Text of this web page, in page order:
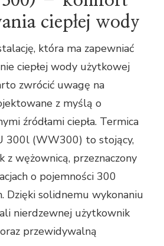
ciepłej wody
która ma zapewniać
ciepłej wody użytkowej
zwrócić uwagę na
z myślą o
źródłami ciepła. Termica
300l (WW300) to stojący,
z wężownicą, przeznaczony
o pojemności 300
Dzięki solidnemu wykonaniu
nierdzewnej użytkownik
przewidywalną